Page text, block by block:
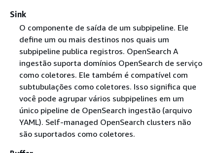
Sink
O componente de saída de um subpipeline. Ele
define um ou mais destinos nos quais um
subpipeline publica registros. OpenSearch A
ingestão suporta domínios OpenSearch de serviço
como coletores. Ele também é compatível com
subtubulações como coletores. Isso significa que
você pode agrupar vários subpipelines em um
único pipeline de OpenSearch ingestão (arquivo
YAML). Self-managed OpenSearch clusters não
são suportados como coletores.